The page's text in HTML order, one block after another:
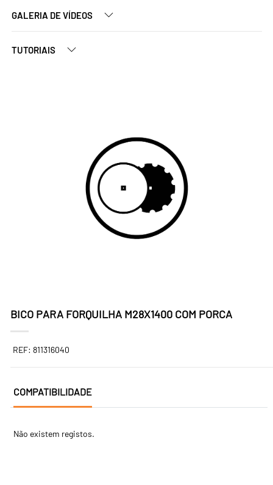
GALERIA DE VÍDEOS
TUTORIAIS
BICO PARA FORQUILHA M28X1400 COM PORCA
REF: 811316040
COMPATIBILIDADE
Não existem registos.